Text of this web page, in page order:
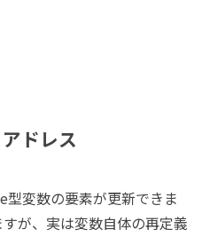
ドレス
変数の要素が更新できま
が、実は変数自体の再定義